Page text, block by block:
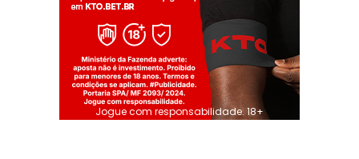
Jogue com responsabilidade. 18+